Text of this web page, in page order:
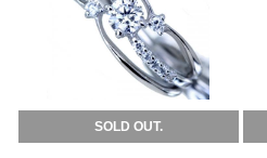
SOLD OUT.